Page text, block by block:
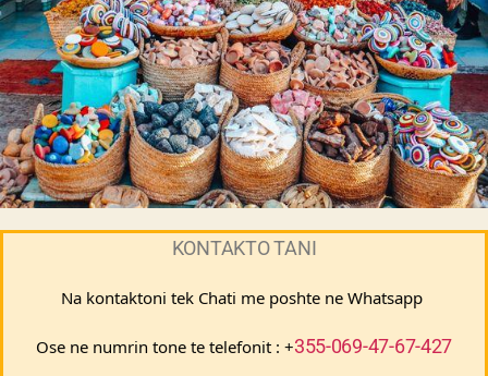
KONTAKTO TANI
Na kontaktoni tek Chati me poshte ne Whatsapp
Ose ne numrin tone te telefonit : +355-069-47-67-427